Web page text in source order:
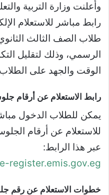
وأعلنت وزارة التربية
رابط مباشر للاستعلام
الرسمي، وذلك لتقليل
الوقت والجهد على الطلاب
رابط الاستعلام عن أرقام جلوس
يمكن للطلاب الدخول
للاستعلام عن أرقام
عبر هذا الرابط:
register.emis.gov.eg
خطوات الاستعلام عن رقم جلوس